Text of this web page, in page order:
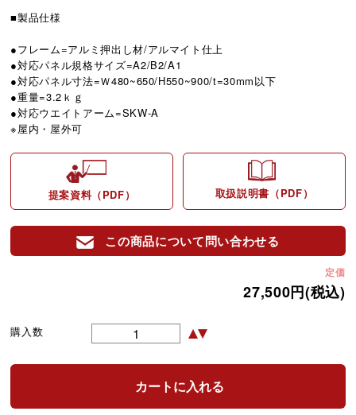
■製品仕様
●フレーム=アルミ押出し材/アルマイト仕上
●対応パネル規格サイズ=A2/B2/A1
●対応パネル寸法=Ｗ480~650/H550~900/t=30mm以下
●重量=3.2ｋｇ
●対応ウエイトアーム=SKW-A
※屋内・屋外可
提案資料（PDF） 取扱説明書（PDF）
この商品について問い合わせる
定価
27,500円(税込)
購入数